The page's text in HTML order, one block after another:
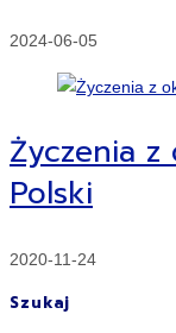
2024-06-05
Życzenia z
Polski
2020-11-24
Szukaj